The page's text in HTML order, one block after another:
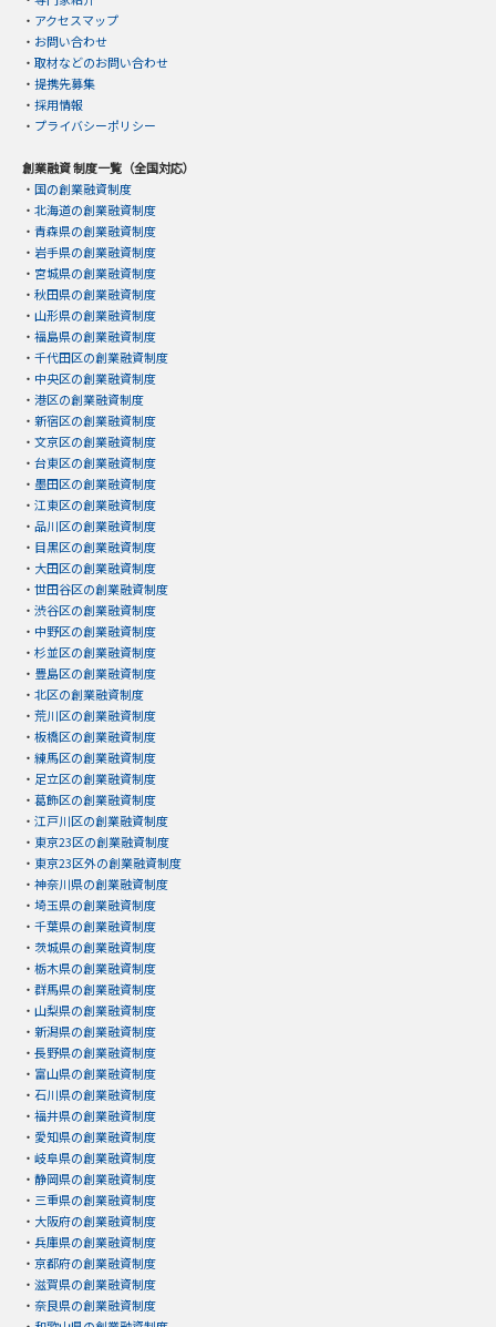
・ アクセスマップ
・ お問い合わせ
・ 取材などのお問い合わせ
・ 提携先募集
・ 採用情報
・ プライバシーポリシー
創業融資 制度一覧（全国対応）
・ 国の創業融資制度
・ 北海道の創業融資制度
・ 青森県の創業融資制度
・ 岩手県の創業融資制度
・ 宮城県の創業融資制度
・ 秋田県の創業融資制度
・ 山形県の創業融資制度
・ 福島県の創業融資制度
・ 千代田区の創業融資制度
・ 中央区の創業融資制度
・ 港区の創業融資制度
・ 新宿区の創業融資制度
・ 文京区の創業融資制度
・ 台東区の創業融資制度
・ 墨田区の創業融資制度
・ 江東区の創業融資制度
・ 品川区の創業融資制度
・ 目黒区の創業融資制度
・ 大田区の創業融資制度
・ 世田谷区の創業融資制度
・ 渋谷区の創業融資制度
・ 中野区の創業融資制度
・ 杉並区の創業融資制度
・ 豊島区の創業融資制度
・ 北区の創業融資制度
・ 荒川区の創業融資制度
・ 板橋区の創業融資制度
・ 練馬区の創業融資制度
・ 足立区の創業融資制度
・ 葛飾区の創業融資制度
・ 江戸川区の創業融資制度
・ 東京23区の創業融資制度
・ 東京23区外の創業融資制度
・ 神奈川県の創業融資制度
・ 埼玉県の創業融資制度
・ 千葉県の創業融資制度
・ 茨城県の創業融資制度
・ 栃木県の創業融資制度
・ 群馬県の創業融資制度
・ 山梨県の創業融資制度
・ 新潟県の創業融資制度
・ 長野県の創業融資制度
・ 富山県の創業融資制度
・ 石川県の創業融資制度
・ 福井県の創業融資制度
・ 愛知県の創業融資制度
・ 岐阜県の創業融資制度
・ 静岡県の創業融資制度
・ 三重県の創業融資制度
・ 大阪府の創業融資制度
・ 兵庫県の創業融資制度
・ 京都府の創業融資制度
・ 滋賀県の創業融資制度
・ 奈良県の創業融資制度